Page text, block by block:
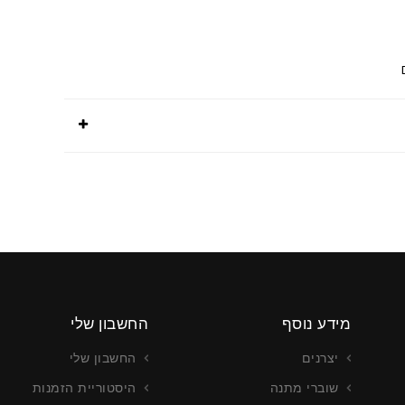
מידע נוסף
יצרנים
שוברי מתנה
החשבון שלי
החשבון שלי
היסטוריית הזמנות